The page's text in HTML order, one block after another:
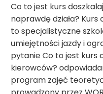
Co to jest kurs
naprawdę działa?
to specjalistyczne
umiejętności jazdy i
pytanie Co to jest kurs
kierowców?
program zajęć